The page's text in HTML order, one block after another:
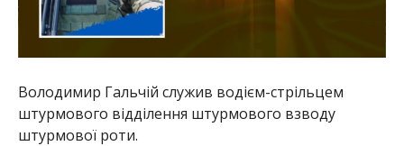
Володимир Гальчій служив водієм-стрільцем
штурмового відділення штурмового взводу
штурмової роти.